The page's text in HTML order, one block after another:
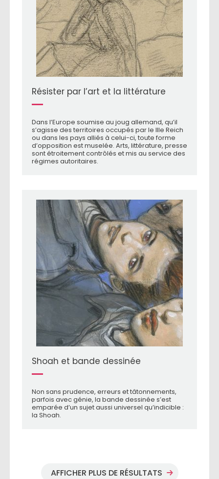
Résister par l’art et la littérature
Dans l’Europe soumise au joug allemand, qu’il
s’agisse des territoires occupés par le IIIe Reich
ou dans les pays alliés à celui-ci, toute forme
d’opposition est muselée. Arts, littérature, presse
sont étroitement contrôlés et mis au service des
régimes autoritaires.
Shoah et bande dessinée
Non sans prudence, erreurs et tâtonnements,
parfois avec génie, la bande dessinée s’est
emparée d’un sujet aussi universel qu’indicible :
la Shoah.
AFFICHER PLUS DE RÉSULTATS